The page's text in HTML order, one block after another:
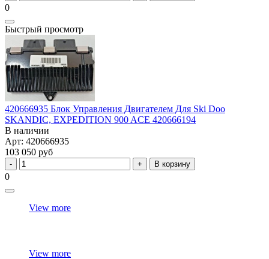
0
Быстрый просмотр
420666935 Блок Управления Двигателем Для Ski Doo
SKANDIC, EXPEDITION 900 ACE 420666194
В наличии
Арт: 420666935
103 050 руб
В корзину
0
View more
View more